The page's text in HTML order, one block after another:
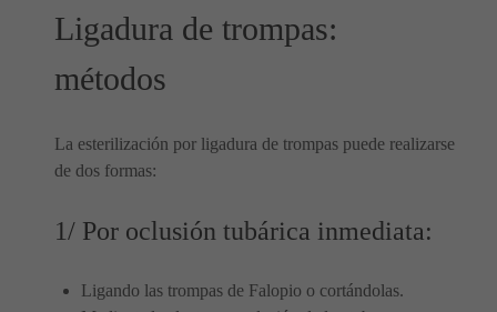
Ligadura de trompas:
métodos
La esterilización por ligadura de trompas puede realizarse
de dos formas:
1/ Por oclusión tubárica inmediata:
Ligando las trompas de Falopio o cortándolas.